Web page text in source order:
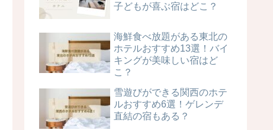
子どもが喜ぶ宿はどこ？
海鮮食べ放題がある東北の
ホテルおすすめ13選！バイ
キングが美味しい宿はど
こ？
雪遊びができる関西のホテ
ルおすすめ6選！ゲレンデ
直結の宿もある？